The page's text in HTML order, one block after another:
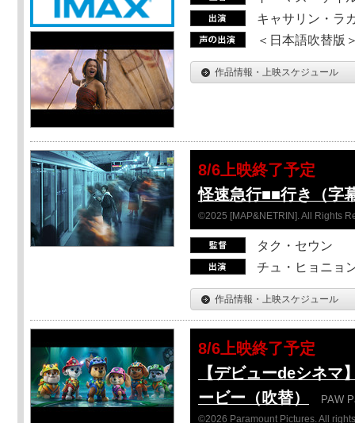
キャサリン・ラ
＜日本語吹替版
作品情報・上映スケジュール
8/6上映終了予定
怪速急行■■行き（字
©2025 [MAP&NETRIN]. All Rights
タク・セウン
チュ・ヒョニョ
作品情報・上映スケジュール
8/6上映終了予定
【デビューdeシネマ
ービー（吹替）
PAW
©2026 Paramount Pictures. All